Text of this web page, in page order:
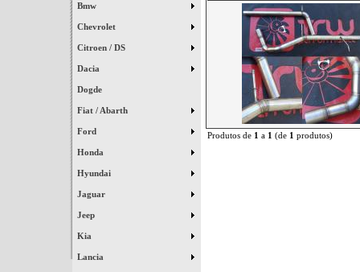
Bmw
Chevrolet
Citroen / DS
Dacia
Dogde
Fiat / Abarth
Ford
Honda
Hyundai
Jaguar
Jeep
Kia
Lancia
Produtos de 1 a 1 (de 1 produtos)